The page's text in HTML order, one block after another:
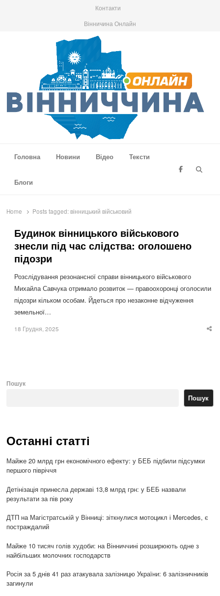
Контакти
Вінничина Онлайн
Головна
Новини Відео Тексти
Блоги
Home Posts tagged: вінницький військовий
Будинок вінницького військового
знесли під час слідства: оголошено
підозри
Розслідування резонансної справи вінницького військового
Михайла Савчука отримало розвиток — правоохоронці оголосили
підозри кільком особам. Йдеться про незаконне відчуження
земельної…
18 Грудня, 2025
Пошук
Пошук
Останні статті
Майже 20 млрд грн економічного ефекту: у БЕБ підбили підсумки
першого півріччя
Детінізація принесла державі 13,8 млрд грн: у БЕБ назвали
результати за пів року
ДТП на Магістратській у Вінниці: зіткнулися мотоцикл і Mercedes, є
постраждалий
Майже 10 тисяч голів худоби: на Вінниччині розширюють одне з
найбільших молочних господарств
Росія за 5 днів 41 раз атакувала залізницю України: 6 залізничників
загинули